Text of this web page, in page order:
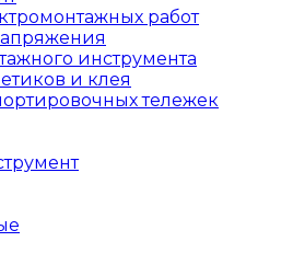
работ
инструмента
и клея
тележек